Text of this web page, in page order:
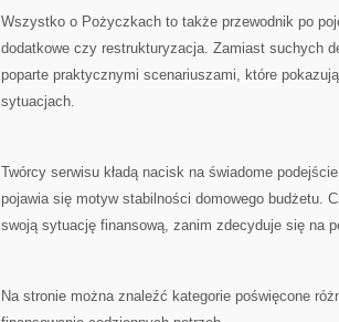
Wszystko o Pożyczkach to także przewodnik po
dodatkowe czy restrukturyzacja. Zamiast suchych
poparte praktycznymi scenariuszami, które
sytuacjach.
Twórcy serwisu kładą nacisk na świadome
pojawia się motyw stabilności domowego budżetu.
swoją sytuację finansową, zanim zdecyduje się na
Na stronie można znaleźć kategorie poświęcone